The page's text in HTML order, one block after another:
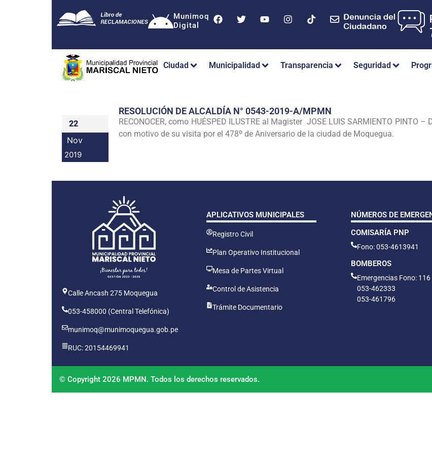
Munimoq
Digital
Ciudad Municipalidad Transparencia Seguridad
22
Nov
2019
RESOLUCIÓN DE ALCALDÍA N° 0543-2019-A/MPMN
RECONOCER, como HUÉSPED ILUSTRE al Magister JOSE LUIS SARMIENTO PINTO
con motivo de su visita por el 478º de Aniversario de la ciudad de Moquegua.
Calle Ancash 275 Moquegua
053-458000 (Central Telefónica)
munimoq@munimoquegua.gob.pe
RUC: 20154469941
APLICATIVOS MUNICIPALES
Registro Civil
Plan Operativo Institucional
Mesa de Partes Virtual
Control de Asistencia
Trámite Documentario
NÚMEROS DE
COMISARÍA PNP
Fono: 053-4613941
BOMBEROS
Emergencias Fono: 116
053-462333
053-461796
© Copyright 2026 MPMN. Todos los derechos reservados.